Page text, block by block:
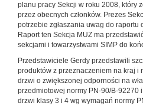
planu pracy Sekcji w roku 2008, który
przez obecnych członków. Prezes
potrzebie zgłaszania uwag do raportu
Raport ten Sekcja MUZ ma
sekcjami i towarzystwami SIMP do
Przedstawiciele Gerdy przedstawili
produktów z przeznaczeniem na kraj i
drzwi o zwiększonej odporności na
przedmiotowej normy PN-90/B-92270
drzwi klasy 3 i 4 wg wymagań normy